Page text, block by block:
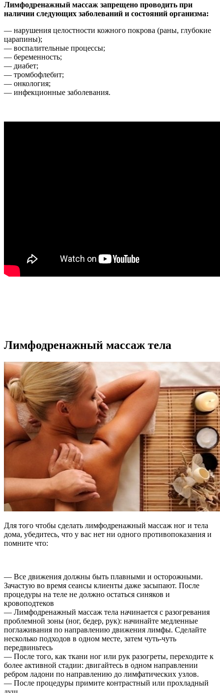
Лимфодренажный массаж запрещено проводить при
наличии следующих заболеваний и состояний организма:
— нарушения целостности кожного покрова (раны, глубокие
царапины);
— воспалительные процессы;
— беременность;
— диабет;
— тромбофлебит;
— онкология;
— инфекционные заболевания.
Лимфодренажный массаж тела
Для того чтобы сделать лимфодренажный массаж ног и тела
дома, убедитесь, что у вас нет ни одного противопоказания и
помните что:
— Все движения должны быть плавными и осторожными.
Зачастую во время сеансы клиенты даже засыпают. После
процедуры на теле не должно остаться синяков и
кровоподтеков
— Лимфодренажный массаж тела начинается с разогревания
проблемной зоны (ног, бедер, рук): начинайте медленные
поглаживания по направлению движения лимфы. Сделайте
несколько подходов в одном месте, затем чуть-чуть
передвиньтесь
— После того, как ткани ног или рук разогреты, переходите к
более активной стадии: двигайтесь в одном направлении
ребром ладони по направлению до лимфатических узлов.
— После процедуры примите контрастный или прохладный